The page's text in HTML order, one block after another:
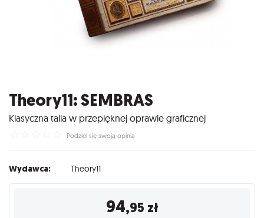
Theory11: SEMBRAS
Klasyczna talia w przepięknej oprawie graficznej
Podziel się swoją opinią
Wydawca: Theory11
94,95 zł